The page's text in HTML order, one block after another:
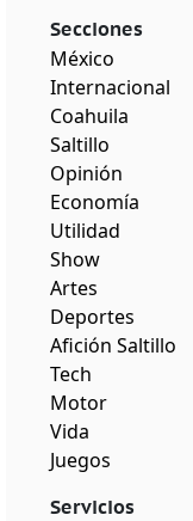
Secciones
México
Internacional
Coahuila
Saltillo
Opinión
Economía
Utilidad
Show
Artes
Deportes
Afición Saltillo
Tech
Motor
Vida
Juegos
Servicios